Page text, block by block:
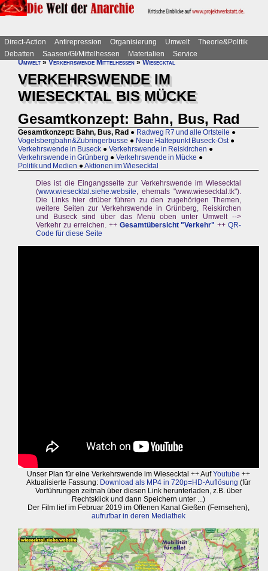
Direct-Action Antirepression Organisierung Umwelt
Theorie&Politik
Debatten
Saasen/GI/Mittelhessen Materialien
Service
Umwelt»Verkehrswende Mittelhessen»Wiesecktal
VERKEHRSWENDE IM
WIESECKTAL BIS MÜCKE
Gesamtkonzept: Bahn, Bus, Rad
Gesamtkonzept: Bahn, Bus, Rad ● Radweg R7 und alle Ortsteile ●
Vogelsbergbahn&Zubringerbusse ● Neue Haltepunkt Buseck-Ost ●
Verkehrswende in Buseck ● Verkehrswende in Reiskirchen ●
Verkehrswende in Grünberg ● Verkehrswende in Mücke ●
Politik und Medien ●Aktionen im Wiesecktal
Dies ist die Eingangsseite zur Verkehrswende im Wiesecktal
(www.wiesecktal.siehe.website, ehemals "www.wiesecktal.tk").
Die Links hier drüber führen zu den zugehörigen Themen,
weitere Seiten zur Verkehrswende in Grünberg, Reiskirchen
und Buseck sind über das Menü oben unter Umwelt -->
Verkehr zu erreichen. ++ Gesamtübersicht "Verkehr" ++QR-
Code für diese Seite
Unser Plan für eine Verkehrswende im Wiesecktal ++ AufYoutube ++
Aktualisierte Fassung: Download als MP4 in 720p=HD-Auflösung (für
Vorführungen zeitnah über diesen Link herunterladen, z.B. über
Rechtsklick und dann Speichern unter ...)
Der Film lief im Februar 2019 im Offenen Kanal Gießen (Fernsehen),
aufrufbar in deren Mediathek